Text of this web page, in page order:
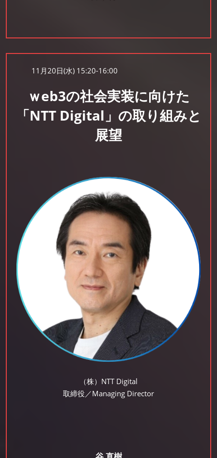
11月20日(水) 15:20-16:00
ｗeb3の社会実装に向けた
「NTT Digital」の取り組みと
展望
（株）NTT Digital
取締役／Managing Director